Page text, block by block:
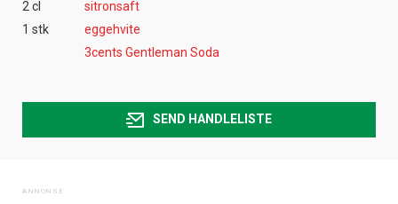
2 cl
sitronsaft
1 stk
eggehvite
3cents Gentleman Soda
SEND HANDLELISTE